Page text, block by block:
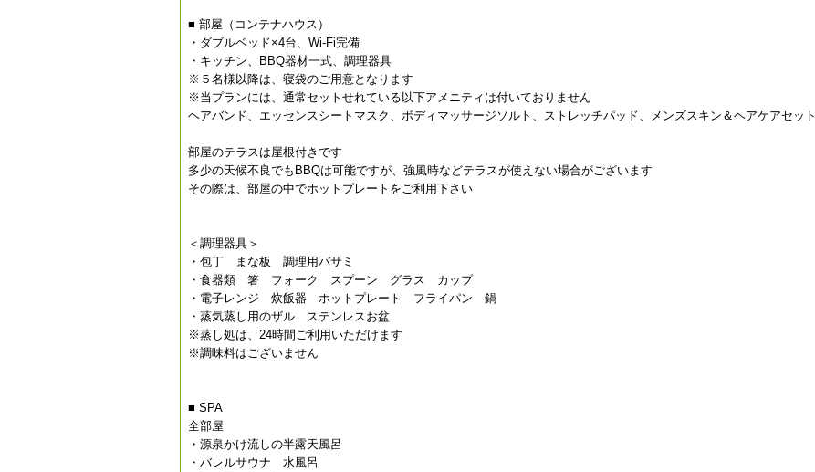
■ 部屋（コンテナハウス）
・ダブルベッド×4台、Wi-Fi完備
・キッチン、BBQ器材一式、調理器具
※５名様以降は、寝袋のご用意となります
※当プランには、通常セットせれている以下アメニティは付いておりません
ヘアバンド、エッセンスシートマスク、ボディマッサージソルト、ストレッチパッド、メンズスキン＆ヘアケアセット
部屋のテラスは屋根付きです
多少の天候不良でもBBQは可能ですが、強風時などテラスが使えない場合がございます
その際は、部屋の中でホットプレートをご利用下さい
＜調理器具＞
・包丁 まな板 調理用バサミ
・食器類 箸 フォーク スプーン グラス カップ
・電子レンジ 炊飯器 ホットプレート フライパン 鍋
・蒸気蒸し用のザル ステンレスお盆
※蒸し処は、24時間ご利用いただけます
※調味料はございません
■ SPA
全部屋
・源泉かけ流しの半露天風呂
・バレルサウナ 水風呂